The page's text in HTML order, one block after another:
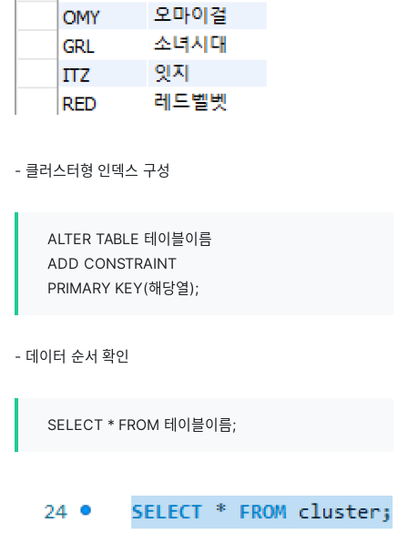
- 클러스터형 인덱스 구성
ALTER TABLE 테이블이름
ADD CONSTRAINT
PRIMARY KEY(해당열);
- 데이터 순서 확인
SELECT * FROM 테이블이름;